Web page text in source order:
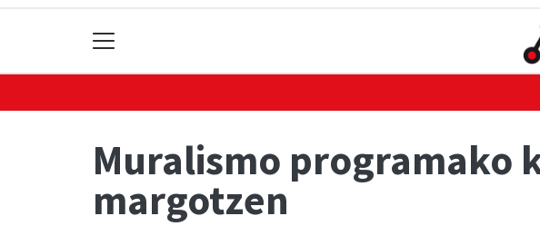
Muralismo programako
margotzen